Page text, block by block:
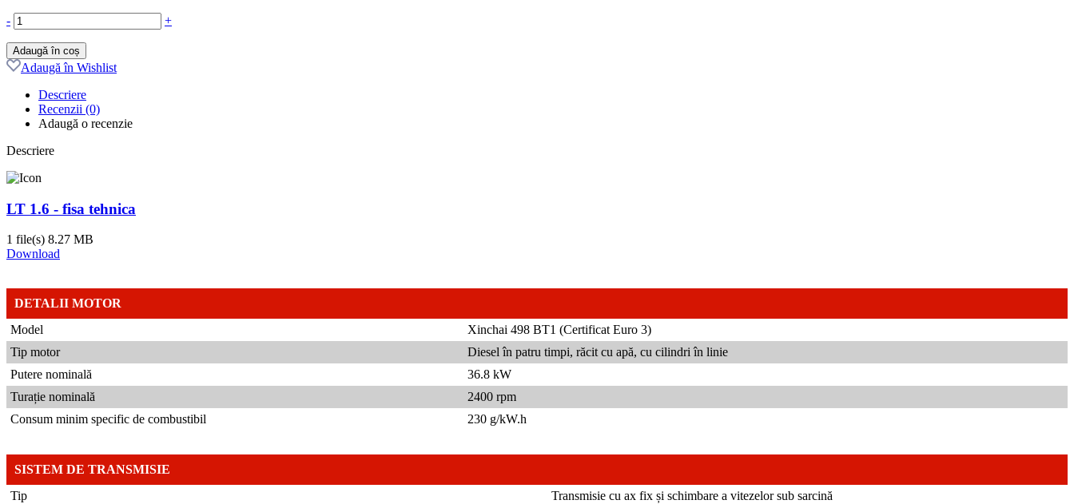
- +
Adaugă în coș
Adaugă în Wishlist
Descriere
Recenzii (0)
Adaugă o recenzie
Descriere
LT 1.6 - fisa tehnica
1 file(s) 8.27 MB
Download
DETALII MOTOR
Model
Xinchai 498 BT1 (Certificat Euro 3)
Tip motor
Diesel în patru timpi, răcit cu apă, cu cilindri în linie
Putere nominală
36.8 kW
Turație nominală
2400 rpm
Consum minim specific de combustibil
230 g/kW.h
SISTEM DE TRANSMISIE
Tip
Transmisie cu ax fix și schimbare a vitezelor sub sarcină